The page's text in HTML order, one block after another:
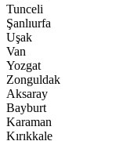
Tunceli
Şanlıurfa
Uşak
Van
Yozgat
Zonguldak
Aksaray
Bayburt
Karaman
Kırıkkale